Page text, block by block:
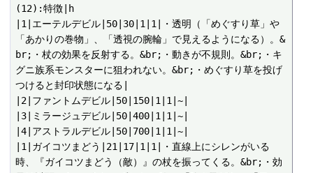
(12):特徴|h
|1|エーテルデビル|50|30|1|1|・透明（「めぐすり草」や
「あかりの巻物」、「透視の腕輪」で見えるようになる）。&
br;・杖の効果を反射する。&br;・動きが不規則。&br;・キ
グニ族系モンスターに狙われない。&br;・めぐすり草を投げ
つけると封印状態になる|
|2|ファントムデビル|50|150|1|1|~|
|3|ミラージュデビル|50|400|1|1|~|
|4|アストラルデビル|50|700|1|1|~|
|1|ガイコツまどう|21|17|1|1|・直線上にシレンがいる
時、『ガイコツまどう（敵）』の杖を振ってくる。&br;・効